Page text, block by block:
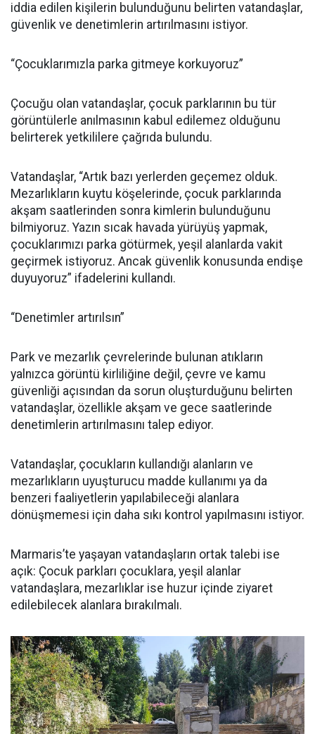
iddia edilen kişilerin bulunduğunu belirten vatandaşlar,
güvenlik ve denetimlerin artırılmasını istiyor.
“Çocuklarımızla parka gitmeye korkuyoruz”
Çocuğu olan vatandaşlar, çocuk parklarının bu tür
görüntülerle anılmasının kabul edilemez olduğunu
belirterek yetkililere çağrıda bulundu.
Vatandaşlar, “Artık bazı yerlerden geçemez olduk.
Mezarlıkların kuytu köşelerinde, çocuk parklarında
akşam saatlerinden sonra kimlerin bulunduğunu
bilmiyoruz. Yazın sıcak havada yürüyüş yapmak,
çocuklarımızı parka götürmek, yeşil alanlarda vakit
geçirmek istiyoruz. Ancak güvenlik konusunda endişe
duyuyoruz” ifadelerini kullandı.
“Denetimler artırılsın”
Park ve mezarlık çevrelerinde bulunan atıkların
yalnızca görüntü kirliliğine değil, çevre ve kamu
güvenliği açısından da sorun oluşturduğunu belirten
vatandaşlar, özellikle akşam ve gece saatlerinde
denetimlerin artırılmasını talep ediyor.
Vatandaşlar, çocukların kullandığı alanların ve
mezarlıkların uyuşturucu madde kullanımı ya da
benzeri faaliyetlerin yapılabileceği alanlara
dönüşmemesi için daha sıkı kontrol yapılmasını istiyor.
Marmaris’te yaşayan vatandaşların ortak talebi ise
açık: Çocuk parkları çocuklara, yeşil alanlar
vatandaşlara, mezarlıklar ise huzur içinde ziyaret
edilebilecek alanlara bırakılmalı.